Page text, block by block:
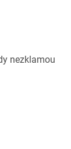
nezklamou